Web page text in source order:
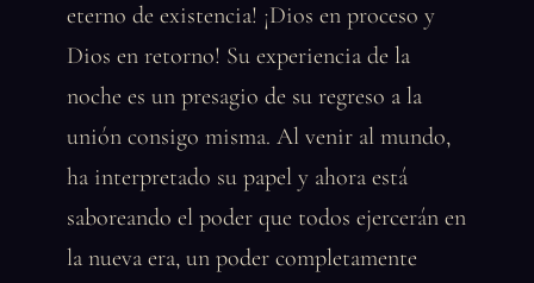
eterno de existencia! ¡Dios en proceso y
Dios en retorno! Su experiencia de la
noche es un presagio de su regreso a la
unión consigo misma. Al venir al mundo,
ha interpretado su papel y ahora está
saboreando el poder que todos ejercerán en
la nueva era, un poder completamente